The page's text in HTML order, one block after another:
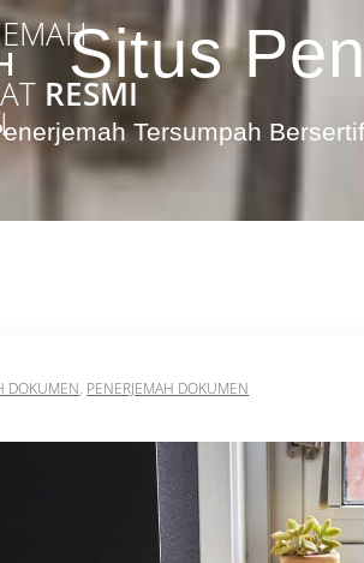
RESMI
Situs
Tersumpah
DOKUMEN, PENERJEMAH DOKUMEN